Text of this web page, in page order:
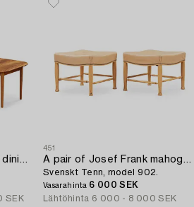
A Josef Frank mahogany dining table,
SEK
451
A pair of Josef Frank mahogany and beige leather stools,
Svenskt Tenn, model 902.
Vasarahinta 6 000 SEK
Lähtöhinta 6 000 - 8 000 SEK